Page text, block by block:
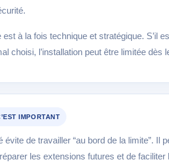
est à la fois technique et stratégique. S’il
choisi, l’installation peut être limitée dès
IMPORTANT
évite de travailler “au bord de la limite”. Il
les extensions futures et de faciliter